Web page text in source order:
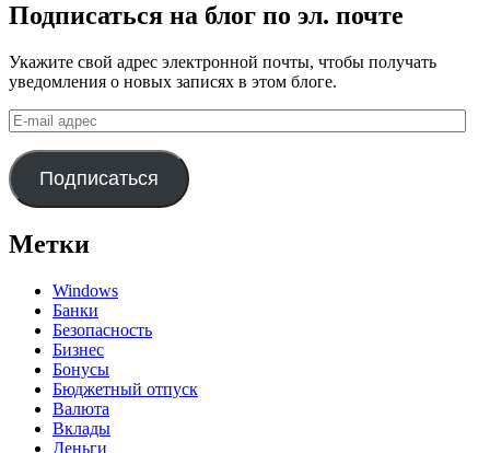
Подписаться на блог по эл. почте
Укажите свой адрес электронной почты, чтобы получать
уведомления о новых записях в этом блоге.
E-
mail
адрес
Подписаться
Метки
Windows
Банки
Безопасность
Бизнес
Бонусы
Бюджетный отпуск
Валюта
Вклады
Деньги